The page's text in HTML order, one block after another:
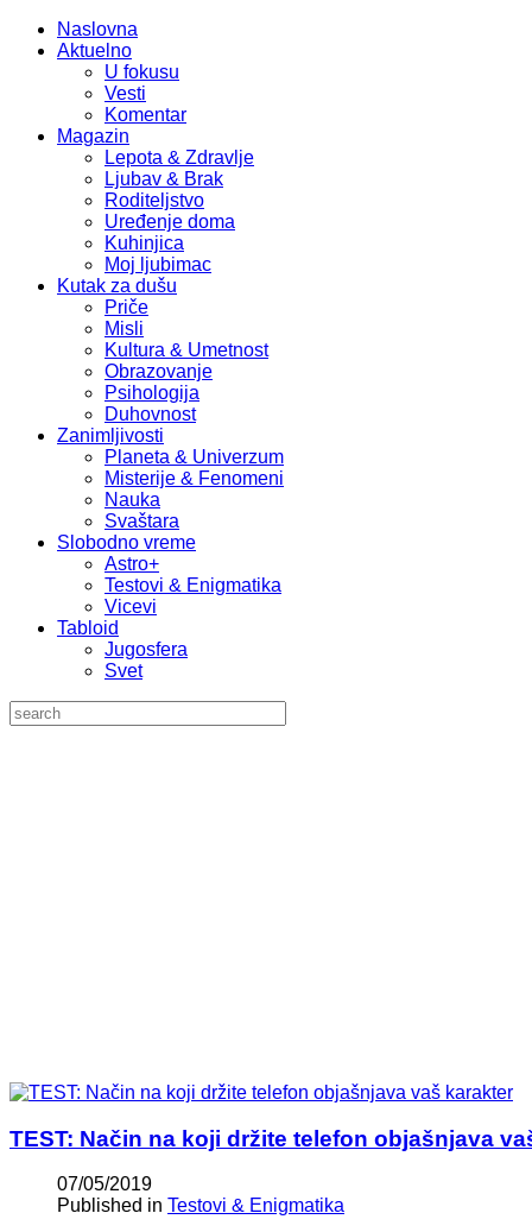
Naslovna
Aktuelno
U fokusu
Vesti
Komentar
Magazin
Lepota & Zdravlje
Ljubav & Brak
Roditeljstvo
Uređenje doma
Kuhinjica
Moj ljubimac
Kutak za dušu
Priče
Misli
Kultura & Umetnost
Obrazovanje
Psihologija
Duhovnost
Zanimljivosti
Planeta & Univerzum
Misterije & Fenomeni
Nauka
Svaštara
Slobodno vreme
Astro+
Testovi & Enigmatika
Vicevi
Tabloid
Jugosfera
Svet
TEST: Način na koji držite telefon objašnjava
07/05/2019
Published in Testovi & Enigmatika